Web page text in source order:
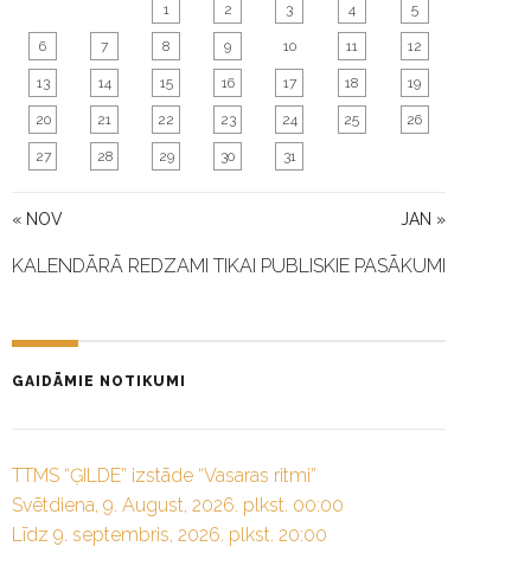
« NOV JAN »
1 2 3 4 5
6 7 8 9 10 11 12
13 14 15 16 17 18 19
20 21 22 23 24 25 26
27 28 29 30 31
KALENDĀRĀ REDZAMI TIKAI PUBLISKIE PASĀKUMI
GAIDĀMIE NOTIKUMI
TTMS “ĢILDE” izstāde “Vasaras ritmi”
Svētdiena, 9. August, 2026. plkst. 00:00
Līdz 9. septembris, 2026. plkst. 20:00